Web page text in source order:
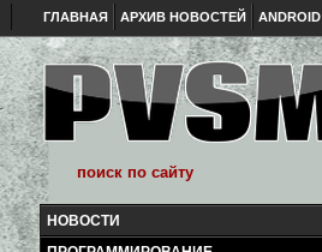
ГЛАВНАЯ АРХИВ НОВОСТЕЙ ANDROID
НОВОСТИ